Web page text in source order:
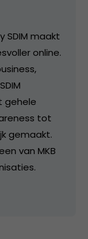
SDIM maakt
online.
gehele
tot
gemaakt.
van MKB